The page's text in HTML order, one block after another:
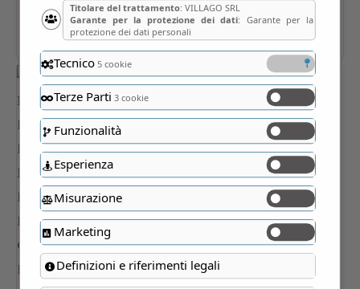
Titolare del trattamento: VILLAGO SRL
Garante per la protezione dei dati: Garante per la
protezione dei dati personali
Tecnico5 cookie
Terze Parti 3 cookie
Funzionalità
Esperienza
Misurazione
Marketing
Definizioni e riferimenti legali